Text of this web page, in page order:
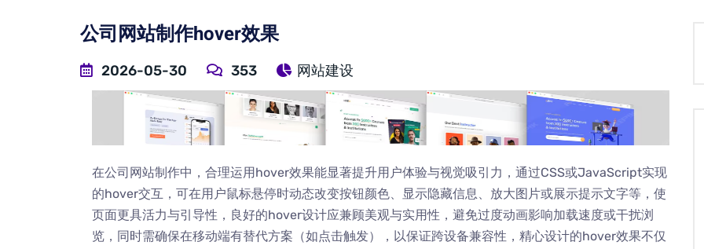
公司网站制作hover效果
2026-05-30 353 网站建设
在公司网站制作中，合理运用hover效果能显著提升用户体验与视觉吸引力，通过CSS或JavaScript实现
的hover交互，可在用户鼠标悬停时动态改变按钮颜色、显示隐藏信息、放大图片或展示提示文字等，使
页面更具活力与引导性，良好的hover设计应兼顾美观与实用性，避免过度动画影响加载速度或干扰浏
览，同时需确保在移动端有替代方案（如点击触发），以保证跨设备兼容性，精心设计的hover效果不仅